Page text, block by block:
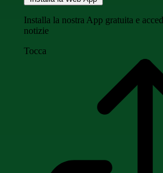
Installa la nostra App gratuita e
notizie
Tocca